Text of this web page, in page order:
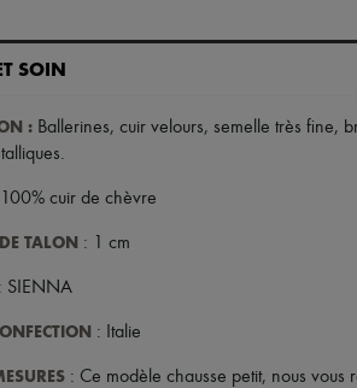
SOIN
: Ballerines, cuir velours, semelle très fine,
.
cuir de chèvre
TALON : 1 cm
: SIENNA
: Italie
: Ce modèle chausse petit, nous